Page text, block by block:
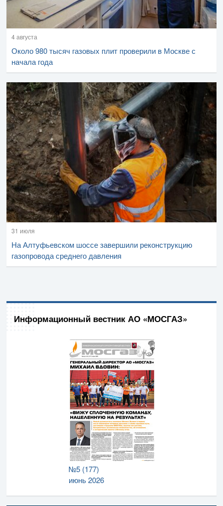
4 августа
Около 980 тысяч газовых плит проверили в Москве с
начала года
31 июля
На Алтуфьевском шоссе завершили реконструкцию
газопровода среднего давления
Информационный вестник АО «МОСГАЗ»
№5 (177)
июнь 2026